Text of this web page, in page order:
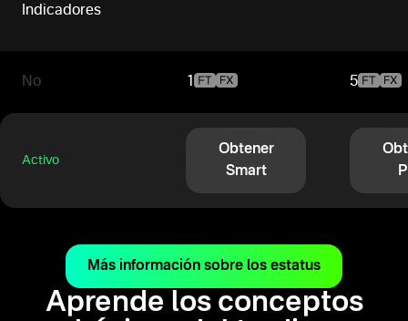
Indicadores
No 5
Activo
Obtener
Smart
Más información sobre los estatus
Aprende los conceptos